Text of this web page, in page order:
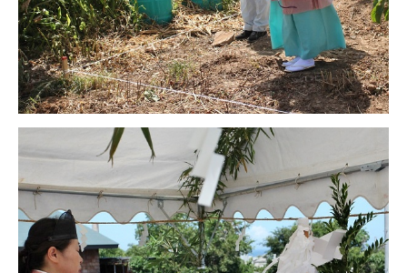
0120-696-711 (フリーダイヤル)